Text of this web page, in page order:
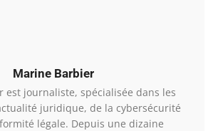
Marine Barbier
est journaliste, spécialisée dans les
juridique, de la cybersécurité
légale. Depuis une dizaine